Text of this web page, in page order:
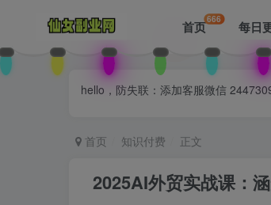
首页666 每日
hello，防失联：添加客服微信
首页 知识付费 正文
2025AI外贸实战课：